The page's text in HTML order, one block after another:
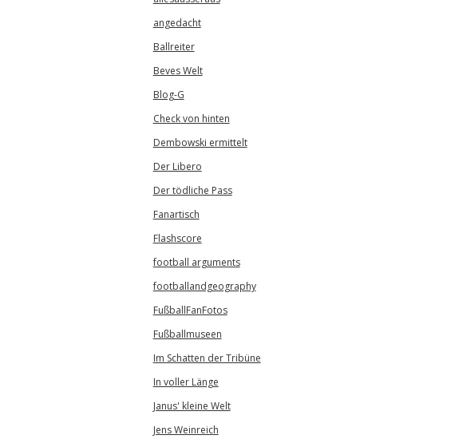
angedacht
Ballreiter
Beves Welt
Blog-G
Check von hinten
Dembowski ermittelt
Der Libero
Der tödliche Pass
Fanartisch
Flashscore
football arguments
footballandgeography
FußballFanFotos
Fußballmuseen
Im Schatten der Tribüne
In voller Länge
Janus' kleine Welt
Jens Weinreich